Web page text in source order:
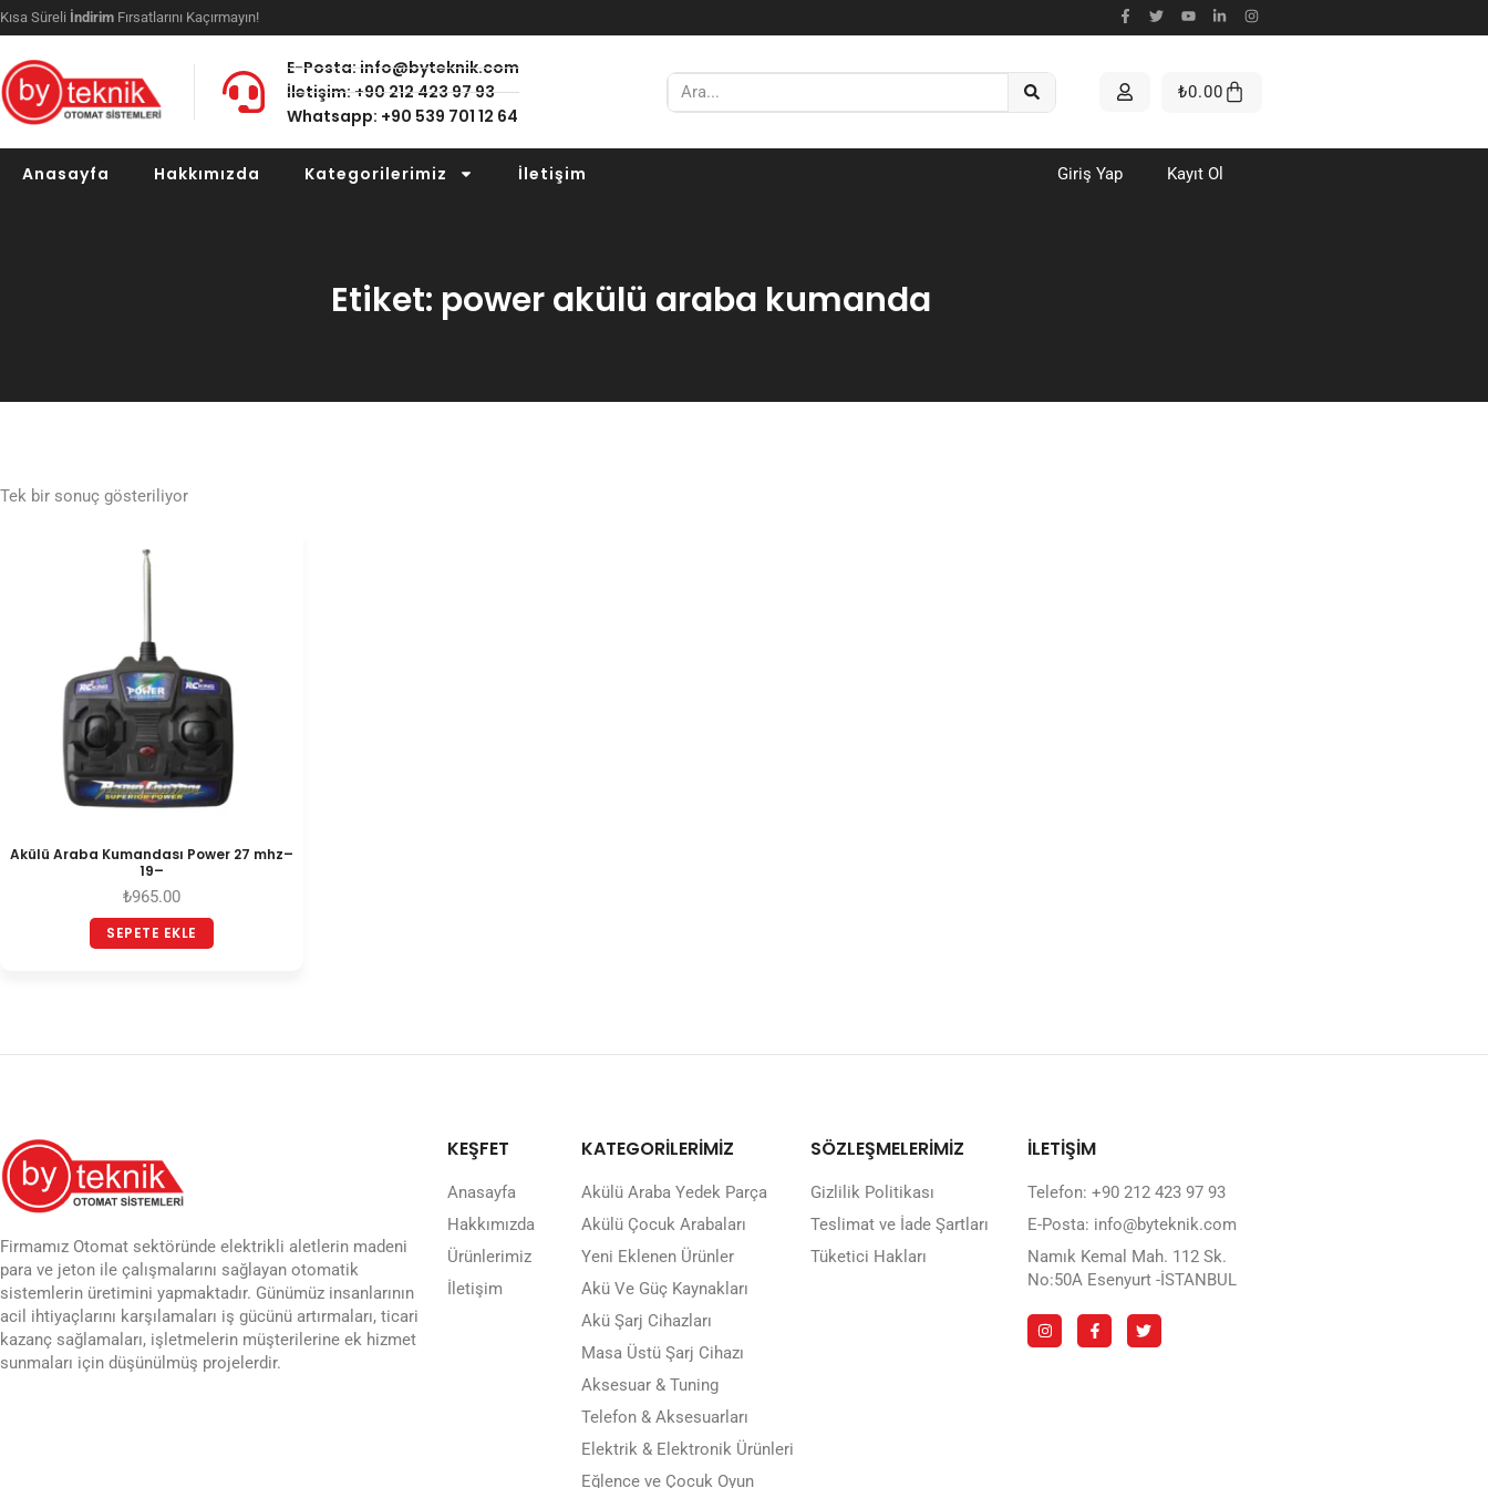
Kısa Süreli İndirim Fırsatlarını Kaçırmayın!
E-Posta: info@byteknik.com
İletişim: +90 212 423 97 93
Whatsapp: +90 539 701 12 64
₺0.00
Anasayfa Hakkımızda Kategorilerimiz İletişim Giriş Yap Kayıt Ol
Etiket: power akülü araba kumanda
Tek bir sonuç gösteriliyor
Akülü Araba Kumandası Power 27 mhz–
19–
₺965.00
SEPETE EKLE
Firmamız Otomat sektöründe elektrikli aletlerin madeni
para ve jeton ile çalışmalarını sağlayan otomatik
sistemlerin üretimini yapmaktadır. Günümüz insanlarının
acil ihtiyaçlarını karşılamaları iş gücünü artırmaları, ticari
kazanç sağlamaları, işletmelerin müşterilerine ek hizmet
sunmaları için düşünülmüş projelerdir.
KEŞFET
Anasayfa
Hakkımızda
Ürünlerimiz
İletişim
KATEGORİLERİMİZ
Akülü Araba Yedek Parça
Akülü Çocuk Arabaları
Yeni Eklenen Ürünler
Akü Ve Güç Kaynakları
Akü Şarj Cihazları
Masa Üstü Şarj Cihazı
Aksesuar & Tuning
Telefon & Aksesuarları
Elektrik & Elektronik Ürünleri
Eğlence ve Çocuk Oyun
SÖZLEŞMELERİMİZ
Gizlilik Politikası
Teslimat ve İade Şartları
Tüketici Hakları
İLETİŞİM
Telefon: +90 212 423 97 93
E-Posta: info@byteknik.com
Namık Kemal Mah. 112 Sk.
No:50A Esenyurt -İSTANBUL